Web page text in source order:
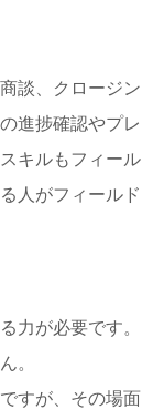
談、クロージン
進捗確認やプレ
キルもフィール
人がフィールド
力が必要です。
。
すが、その場面